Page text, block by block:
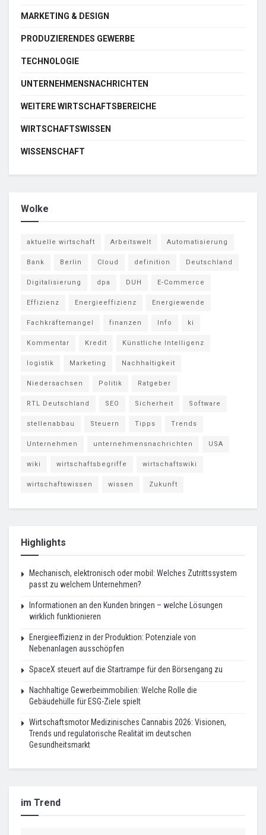
MARKETING & DESIGN
PRODUZIERENDES GEWERBE
TECHNOLOGIE
UNTERNEHMENSNACHRICHTEN
WEITERE WIRTSCHAFTSBEREICHE
WIRTSCHAFTSWISSEN
WISSENSCHAFT
Wolke
aktuelle wirtschaft Arbeitswelt Automatisierung
Bank Berlin Cloud definition Deutschland
Digitalisierung dpa DUH E-Commerce
Effizienz Energieeffizienz Energiewende
Fachkräftemangel finanzen Info ki
Kommentar Kredit Künstliche Intelligenz
logistik Marketing Nachhaltigkeit
Niedersachsen Politik Ratgeber
RTL Deutschland SEO Sicherheit Software
stellenabbau Steuern Tipps Trends
Unternehmen unternehmensnachrichten USA
wiki wirtschaftsbegriffe wirtschaftswiki
wirtschaftswissen wissen Zukunft
Highlights
Mechanisch, elektronisch oder mobil: Welches Zutrittssystem
passt zu welchem Unternehmen?
Informationen an den Kunden bringen – welche Lösungen
wirklich funktionieren
Energieeffizienz in der Produktion: Potenziale von
Nebenanlagen ausschöpfen
SpaceX steuert auf die Startrampe für den Börsengang zu
Nachhaltige Gewerbeimmobilien: Welche Rolle die
Gebäudehülle für ESG-Ziele spielt
Wirtschaftsmotor Medizinisches Cannabis 2026: Visionen,
Trends und regulatorische Realität im deutschen
Gesundheitsmarkt
im Trend